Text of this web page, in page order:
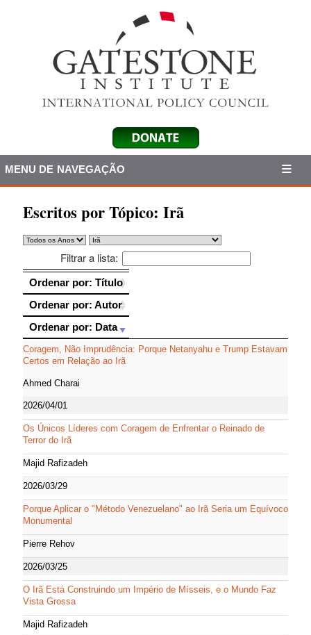
MENU DE NAVEGAÇÃO
Escritos por Tópico: Irã
Filtrar a lista:
Ordenar por: Título
Ordenar por: Autor
Ordenar por: Data
Coragem, Não Imprudência: Porque Netanyahu e Trump Estavam
Certos em Relação ao Irã
Ahmed Charai
2026/04/01
Os Únicos Líderes com Coragem de Enfrentar o Reinado de
Terror do Irã
Majid Rafizadeh
2026/03/29
Porque Aplicar o "Método Venezuelano" ao Irã Seria um Equívoco
Monumental
Pierre Rehov
2026/03/25
O Irã Está Construindo um Império de Mísseis, e o Mundo Faz
Vista Grossa
Majid Rafizadeh
Ordenar por: Título
Ordenar por: Autor
Ordenar por: Data